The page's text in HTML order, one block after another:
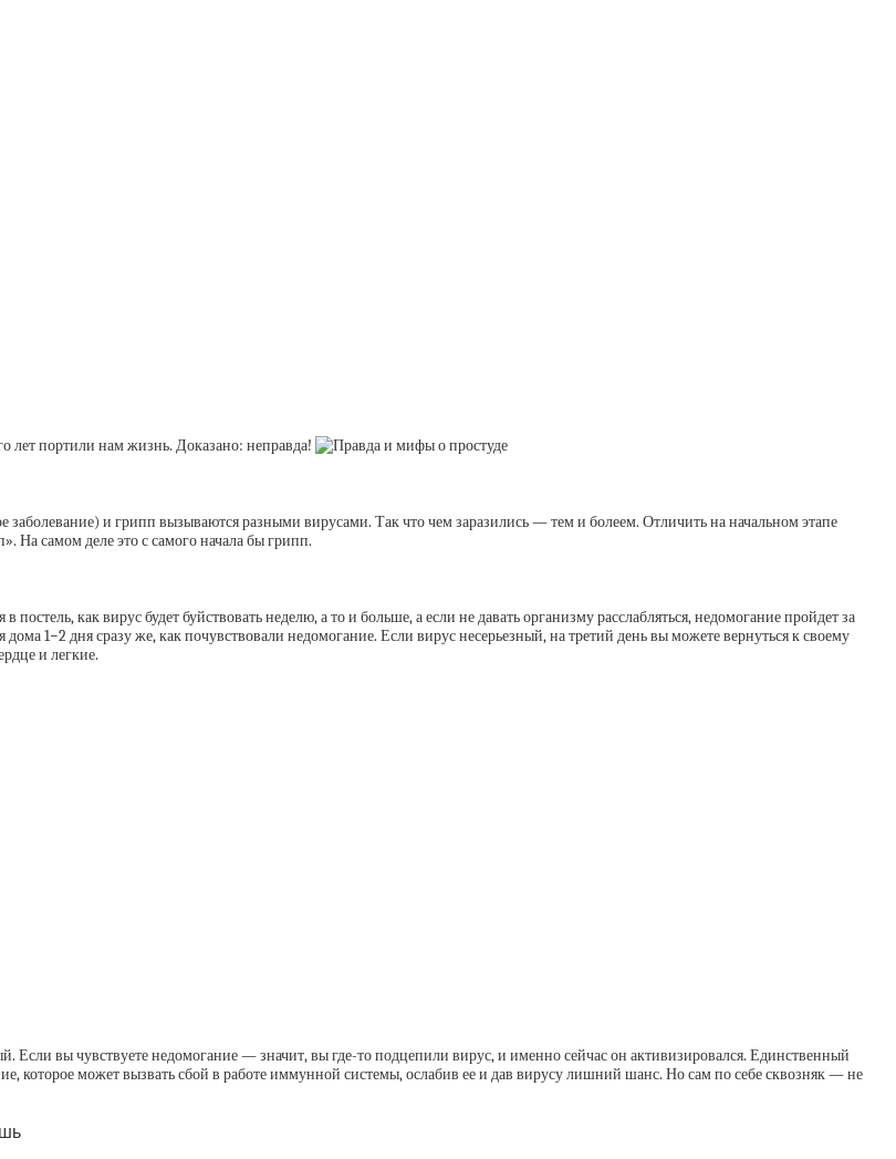
лет портили нам жизнь. Доказано: неправда!
и грипп вызываются разными вирусами. Так что чем заразились — тем и болеем. Отличить на начальном этапе
На самом деле это с самого начала бы грипп.
как вирус будет буйствовать неделю, а то и больше, а если не давать организму расслабляться, недомогание пройдет за
1−2 дня сразу же, как почувствовали недомогание. Если вирус несерьезный, на третий день вы можете вернуться к своему
и легкие.
вы чувствуете недомогание — значит, вы где-то подцепили вирус, и именно сейчас он активизировался. Единственный
которое может вызвать сбой в работе иммунной системы, ослабив ее и дав вирусу лишний шанс. Но сам по себе сквозняк — не